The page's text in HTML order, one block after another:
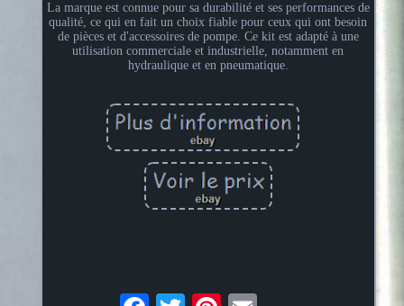
La marque est connue pour sa durabilité et ses performances de
qualité, ce qui en fait un choix fiable pour ceux qui ont besoin
de pièces et d'accessoires de pompe. Ce kit est adapté à une
utilisation commerciale et industrielle, notamment en
hydraulique et en pneumatique.